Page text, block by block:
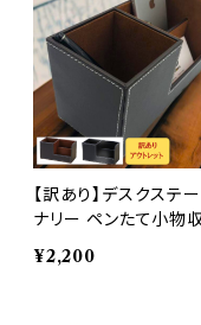
【訳あり】デスクステ
ナリー ペンたて小物収納ケ
ース 長方形 PUレザー
成皮革 書斎 デスクオ
¥2,200